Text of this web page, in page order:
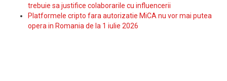
trebuie sa justifice colaborarile cu influencerii
Platformele cripto fara autorizatie MiCA nu vor mai putea
opera in Romania de la 1 iulie 2026